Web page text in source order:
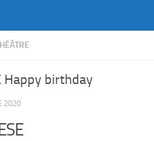
Happy birthday
2020